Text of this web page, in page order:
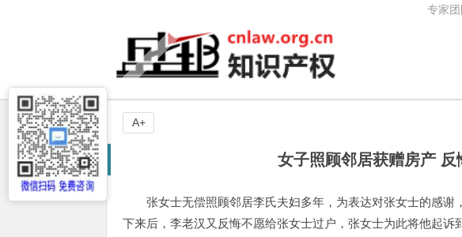
专家团
女子照顾邻居获赠房产 反
张女士无偿照顾邻居李氏夫妇多年，为表达对张女士的感
下来后，李老汉又反悔不愿给张女士过户，张女士为此将他起
A+